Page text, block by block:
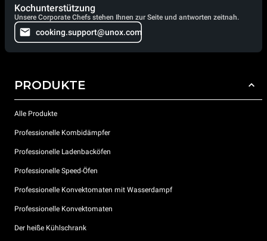
Kochunterstützung
Unsere Corporate Chefs stehen Ihnen zur Seite und antworten zeitnah.
cooking.support@unox.com
PRODUKTE
Alle Produkte
Professionelle Kombidämpfer
Professionelle Ladenbacköfen
Professionelle Speed-Öfen
Professionelle Konvektomaten mit Wasserdampf
Professionelle Konvektomaten
Der heiße Kühlschrank